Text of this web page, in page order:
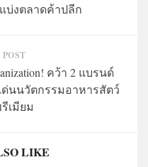
บ่งตลาดค้าปลีก
คว้า 2 แบรนด์
นนวัตกรรมอาหารสัตว์
เมียม
LIKE